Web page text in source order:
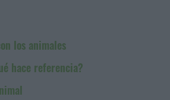
los animales
hace referencia?